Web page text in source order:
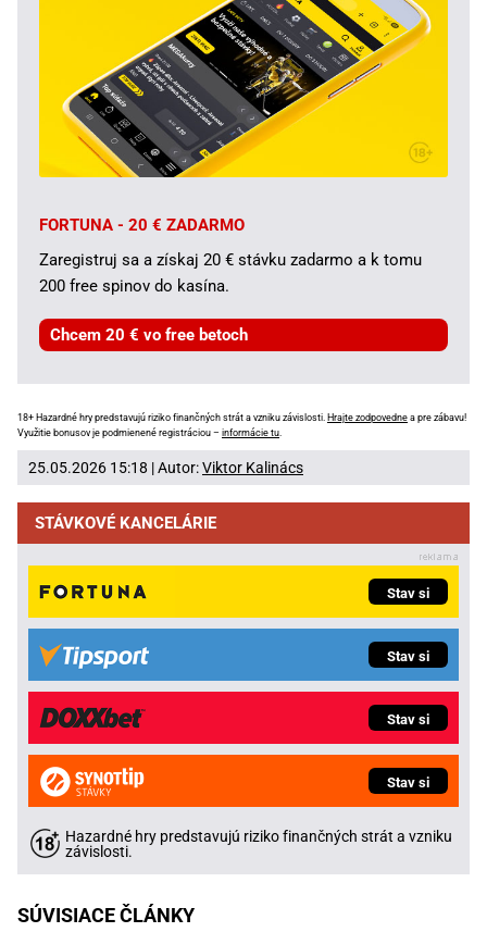
FORTUNA - 20 € ZADARMO
Zaregistruj sa a získaj 20 € stávku zadarmo a k tomu
200 free spinov do kasína.
Chcem 20 € vo free betoch
18+ Hazardné hry predstavujú riziko finančných strát a vzniku závislosti. Hrajte zodpovedne a pre zábavu!
Využitie bonusov je podmienené registráciou – informácie tu.
25.05.2026 15:18 | Autor:Viktor Kalinács
STÁVKOVÉ KANCELÁRIE
Stav si
Stav si
Stav si
Stav si
Hazardné hry predstavujú riziko finančných strát a vzniku
závislosti.
SÚVISIACE ČLÁNKY